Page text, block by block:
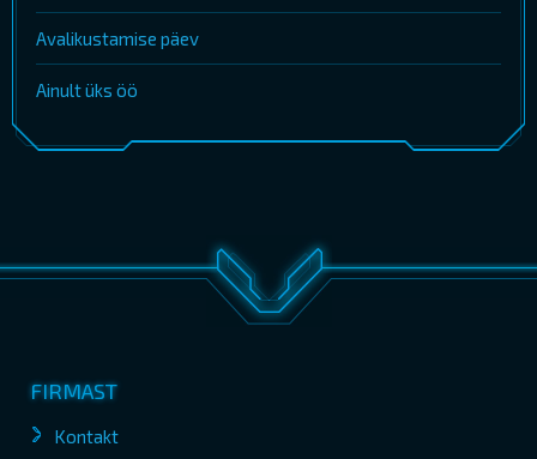
Avalikustamise päev
Ainult üks öö
FIRMAST
Kontakt